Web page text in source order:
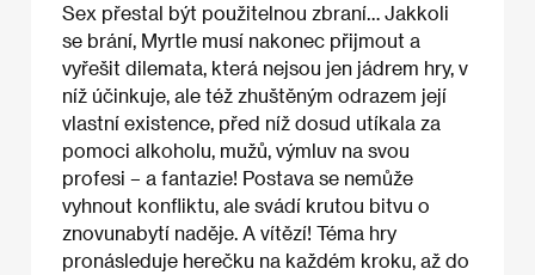
Sex přestal být použitelnou zbraní… Jakkoli
se brání, Myrtle musí nakonec přijmout a
vyřešit dilemata, která nejsou jen jádrem hry, v
níž účinkuje, ale též zhuštěným odrazem její
vlastní existence, před níž dosud utíkala za
pomoci alkoholu, mužů, výmluv na svou
profesi – a fantazie! Postava se nemůže
vyhnout konfliktu, ale svádí krutou bitvu o
znovunabytí naděje. A vítězí! Téma hry
pronásleduje herečku na každém kroku, až do